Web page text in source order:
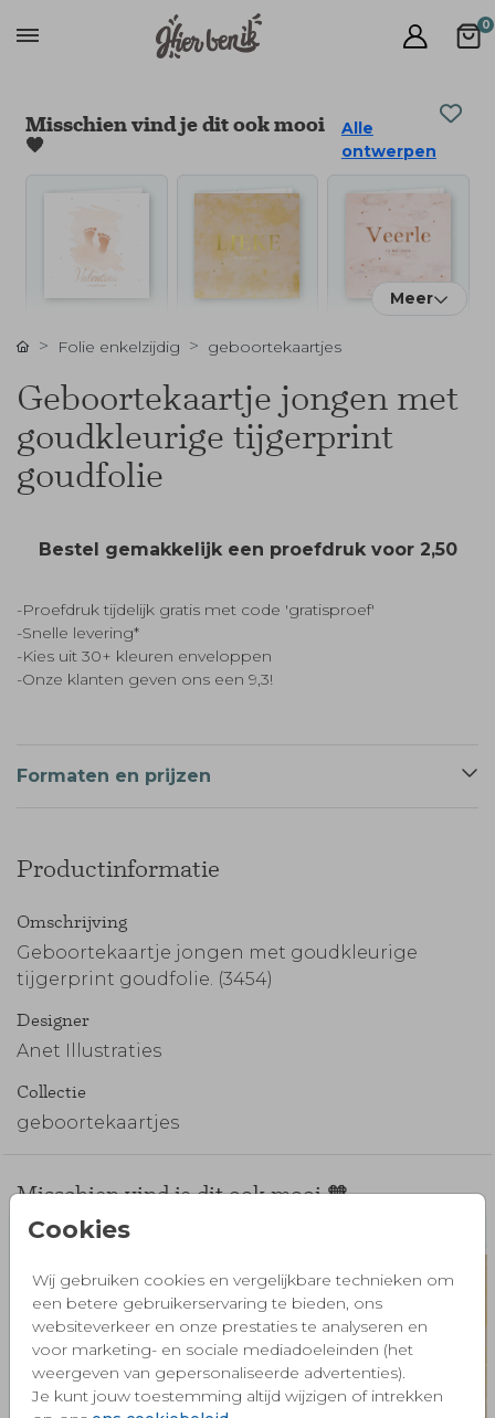
0
Cookies
Wij gebruiken cookies en vergelijkbare technieken om
een betere gebruikerservaring te bieden, ons
websiteverkeer en onze prestaties te analyseren en
voor marketing- en sociale mediadoeleinden (het
weergeven van gepersonaliseerde advertenties).
Je kunt jouw toestemming altijd wijzigen of intrekken
Misschien vind je dit ook mooi
🧡
Alle
ontwerpen
Meer
Folie enkelzijdig geboortekaartjes
Geboortekaartje jongen met
goudkleurige tijgerprint
goudfolie
Bestel gemakkelijk een proefdruk voor 2,50
-Proefdruk tijdelijk gratis met code 'gratisproef'
-Snelle levering*
-Kies uit 30+ kleuren enveloppen
-Onze klanten geven ons een 9,3!
Formaten en prijzen
Productinformatie
Omschrijving
Geboortekaartje jongen met goudkleurige
tijgerprint goudfolie. (3454)
Designer
Anet Illustraties
Collectie
geboortekaartjes
Misschien vind je dit ook mooi 🧡